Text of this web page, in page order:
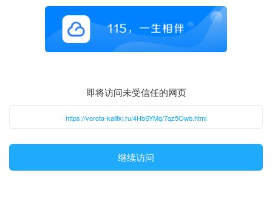
即将访问未受信任的网页
https://vorota-kalitki.ru/4HbSYMq/7qz5Owb.html
继续访问